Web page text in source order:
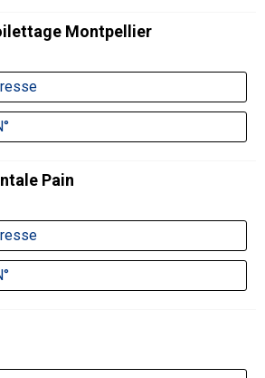
Montpellier
Pain